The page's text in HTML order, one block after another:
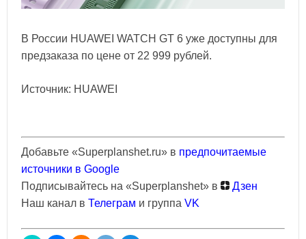
В России HUAWEI WATCH GT 6 уже доступны для
предзаказа по цене от 22 999 рублей.
Источник: HUAWEI
Добавьте «Superplanshet.ru» в предпочитаемые
источники в Google
Подписывайтесь на «Superplanshet» в
Дзен
Наш канал в Телеграм и группа VK